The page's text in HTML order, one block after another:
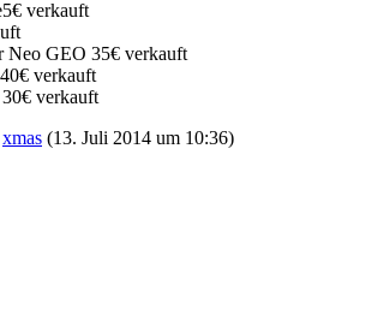
verkauft
Neo GEO 35€ verkauft
verkauft
verkauft
xmas (13. Juli 2014 um 10:36)